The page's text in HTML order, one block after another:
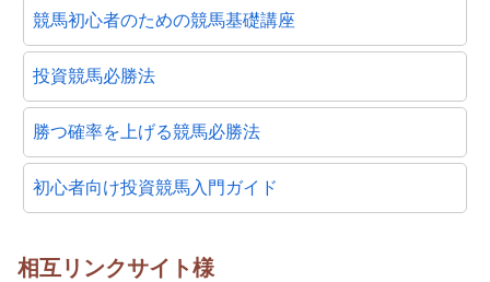
競馬初心者のための競馬基礎講座
投資競馬必勝法
勝つ確率を上げる競馬必勝法
初心者向け投資競馬入門ガイド
相互リンクサイト様